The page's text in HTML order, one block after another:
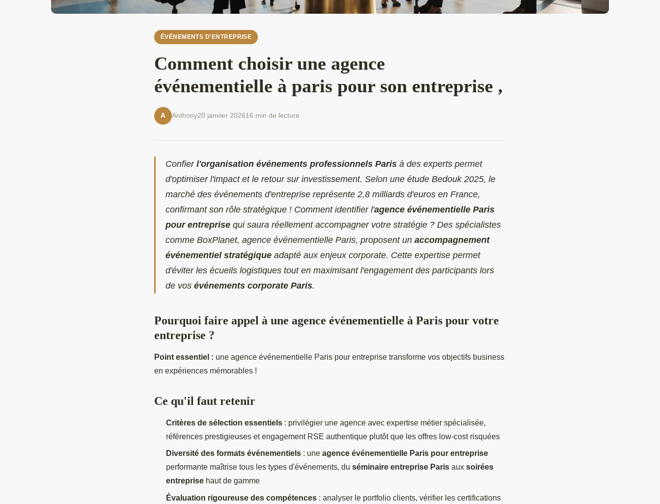
ÉVÉNEMENTS D’ENTREPRISE
Comment choisir une agence
événementielle à paris pour son entreprise ,
A Anthony20 janvier 202616 min de lecture
Confier l'organisation événements professionnels Paris à des experts permet
d'optimiser l'impact et le retour sur investissement. Selon une étude Bedouk 2025, le
marché des événements d'entreprise représente 2,8 milliards d'euros en France,
confirmant son rôle stratégique ! Comment identifier l'agence événementielle Paris
pour entreprise qui saura réellement accompagner votre stratégie ? Des spécialistes
comme BoxPlanet, agence événementielle Paris, proposent un accompagnement
événementiel stratégique adapté aux enjeux corporate. Cette expertise permet
d'éviter les écueils logistiques tout en maximisant l'engagement des participants lors
de vos événements corporate Paris.
Pourquoi faire appel à une agence événementielle à Paris pour votre
entreprise ?
Point essentiel : une agence événementielle Paris pour entreprise transforme vos objectifs business
en expériences mémorables !
Ce qu'il faut retenir
Critères de sélection essentiels : privilégier une agence avec expertise métier spécialisée,
références prestigieuses et engagement RSE authentique plutôt que les offres low-cost risquées
Diversité des formats événementiels : une agence événementielle Paris pour entreprise
performante maîtrise tous les types d'événements, du séminaire entreprise Paris aux soirées
entreprise haut de gamme
Évaluation rigoureuse des compétences : analyser le portfolio clients, vérifier les certifications